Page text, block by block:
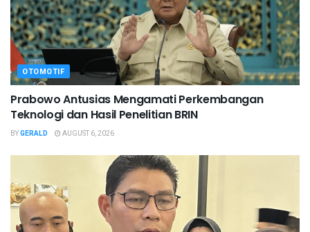
OTOMOTIF
Prabowo Antusias Mengamati Perkembangan
Teknologi dan Hasil Penelitian BRIN
BYGERALD AUGUST 6, 2026